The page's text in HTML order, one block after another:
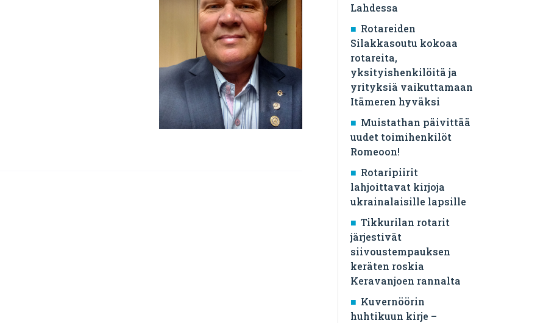
Lahdessa
Rotareiden
Silakkasoutu kokoaa
rotareita,
yksityishenkilöitä ja
yrityksiä vaikuttamaan
Itämeren hyväksi
Muistathan päivittää
uudet toimihenkilöt
Romeoon!
Rotaripiirit
lahjoittavat kirjoja
ukrainalaisille lapsille
Tikkurilan rotarit
järjestivät
siivoustempauksen
keräten roskia
Keravanjoen rannalta
Kuvernöörin
huhtikuun kirje –